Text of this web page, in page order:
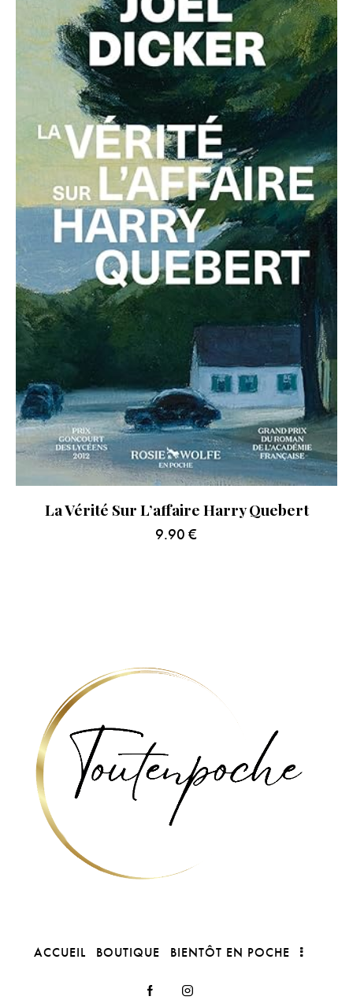
La Vérité Sur L’affaire Harry Quebert
9.90 €
ACCUEIL BOUTIQUE BIENTÔT EN POCHE